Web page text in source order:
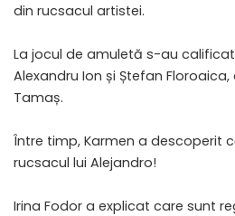
din rucsacul artistei.
La jocul de amuletă s-au
Alexandru Ion și Ștefan Floroaica,
Tamaș.
Între timp, Karmen a descoperit
rucsacul lui Alejandro!
Irina Fodor a explicat care sunt